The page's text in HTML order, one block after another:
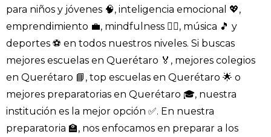
para niños y jóvenes 🧠, inteligencia emocional 💖,
emprendimiento 💼, mindfulness 🧘‍♀️, música 🎵 y
deportes ⚽ en todos nuestros niveles. Si buscas
mejores escuelas en Querétaro 🏅, mejores colegios
en Querétaro 📘, top escuelas en Querétaro 🌟 o
mejores preparatorias en Querétaro 🎓, nuestra
institución es la mejor opción ✅. En nuestra
preparatoria 🏫, nos enfocamos en preparar a los